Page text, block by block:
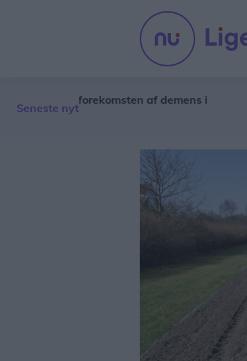
Seneste nyt
i forekomsten af demens i